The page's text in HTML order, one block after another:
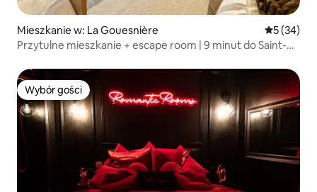
Mieszkanie w: La Gouesnière Średnia
5 (34)
Przytulne mieszkanie + escape room | 9 minut do Saint-
Wybór gości
Wybór gości